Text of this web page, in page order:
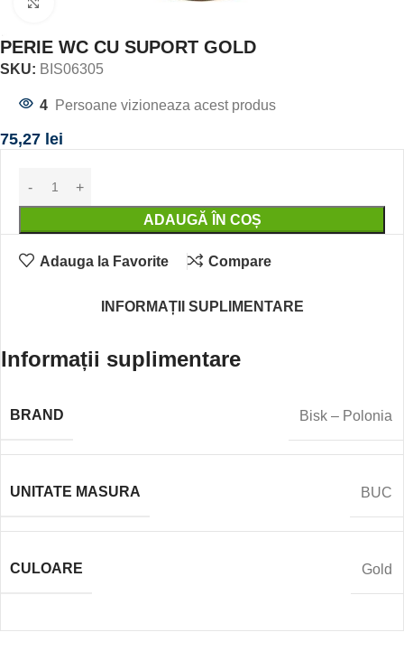
PERIE WC CU SUPORT GOLD
SKU: BIS06305
4 Persoane vizioneaza acest produs
75,27 lei
ADAUGĂ ÎN COȘ
Adauga la Favorite Compare
INFORMAȚII SUPLIMENTARE
Informații suplimentare
BRAND Bisk – Polonia
UNITATE MASURA BUC
CULOARE Gold